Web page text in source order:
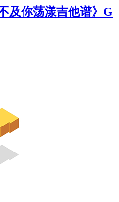
及你荡漾吉他谱》G